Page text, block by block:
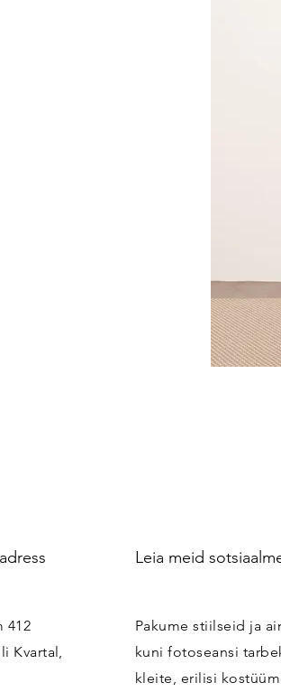
412
Kvartal,
Leia meid
Pakume stiilseid ja
kuni fotoseansi
kleite, erilisi